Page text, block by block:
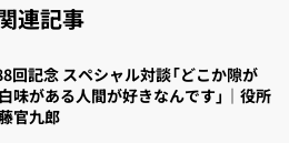
連記事
回記念 スペシャル対談「どこか隙が
味がある人間が好きなんです」｜役所
官九郎